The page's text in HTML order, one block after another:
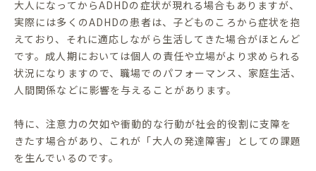
大人になってからADHDの症状が現れる場合もありますが、
実際には多くのADHDの患者は、子どものころから症状を抱
えており、それに適応しながら生活してきた場合がほとんど
です。成人期においては個人の責任や立場がより求められる
状況になりますので、職場でのパフォーマンス、家庭生活、
人間関係などに影響を与えることがあります。
特に、注意力の欠如や衝動的な行動が社会的役割に支障を
きたす場合があり、これが「大人の発達障害」としての課題
を生んでいるのです。